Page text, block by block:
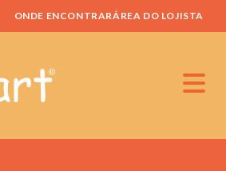
ONDE ENCONTRARÁREA DO LOJISTA